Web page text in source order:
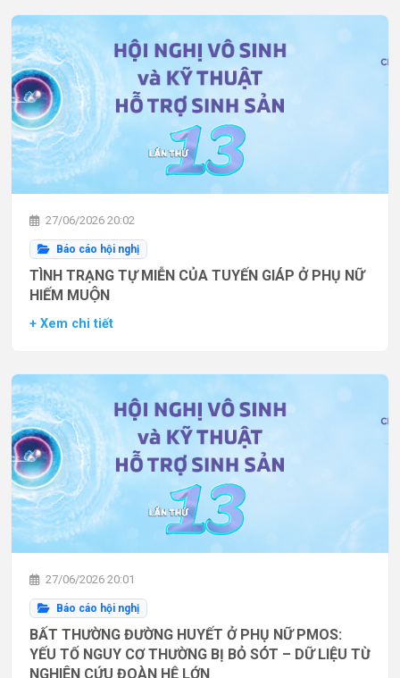
27/06/2026 20:02
Báo cáo hội nghị
TÌNH TRẠNG TỰ MIỄN CỦA TUYẾN GIÁP Ở PHỤ NỮ
HIẾM MUỘN
+ Xem chi tiết
27/06/2026 20:01
Báo cáo hội nghị
BẤT THƯỜNG ĐƯỜNG HUYẾT Ở PHỤ NỮ PMOS:
YẾU TỐ NGUY CƠ THƯỜNG BỊ BỎ SÓT – DỮ LIỆU TỪ
NGHIÊN CỨU ĐOÀN HỆ LỚN